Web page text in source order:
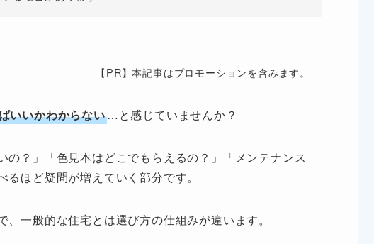
【PR】本記事はプロモーションを含みます。
いいかわからない…と感じていませんか？
の？」「色見本はどこでもらえるの？」「メンテナンス
ほど疑問が増えていく部分です。
、一般的な住宅とは選び方の仕組みが違います。